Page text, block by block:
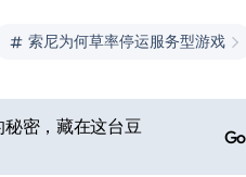
索尼为何草率停运服务型游戏
密，藏在这台豆